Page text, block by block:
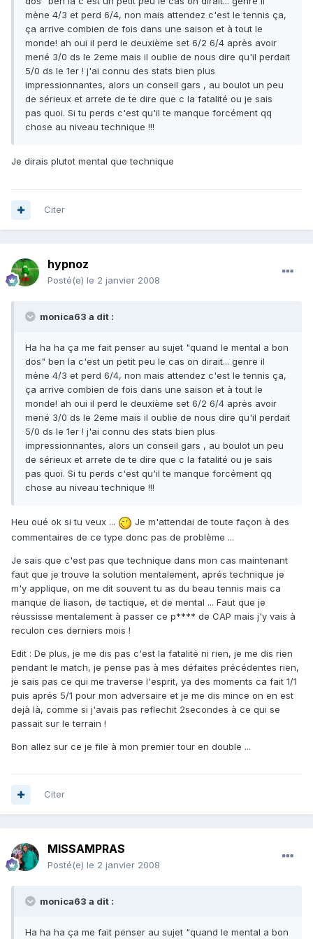
mène 4/3 et perd 6/4, non mais attendez c'est le tennis ça,
ça arrive combien de fois dans une saison et à tout le
monde! ah oui il perd le deuxième set 6/2 6/4 après avoir
mené 3/0 ds le 2eme mais il oublie de nous dire qu'il perdait
5/0 ds le 1er ! j'ai connu des stats bien plus
impressionnantes, alors un conseil gars , au boulot un peu
de sérieux et arrete de te dire que c la fatalité ou je sais
pas quoi. Si tu perds c'est qu'il te manque forcément qq
chose au niveau technique !!!
Je dirais plutot mental que technique
Citer
hypnoz
Posté(e) le 2 janvier 2008
monica63 a dit :
Ha ha ha ça me fait penser au sujet "quand le mental a bon
dos" ben la c'est un petit peu le cas on dirait... genre il
mène 4/3 et perd 6/4, non mais attendez c'est le tennis ça,
ça arrive combien de fois dans une saison et à tout le
monde! ah oui il perd le deuxième set 6/2 6/4 après avoir
mené 3/0 ds le 2eme mais il oublie de nous dire qu'il perdait
5/0 ds le 1er ! j'ai connu des stats bien plus
impressionnantes, alors un conseil gars , au boulot un peu
de sérieux et arrete de te dire que c la fatalité ou je sais
pas quoi. Si tu perds c'est qu'il te manque forcément qq
chose au niveau technique !!!
Heu oué ok si tu veux ...
Je m'attendai de toute façon à des
commentaires de ce type donc pas de problème ...
Je sais que c'est pas que technique dans mon cas maintenant
faut que je trouve la solution mentalement, aprés technique je
m'y applique, on me dit souvent tu as du beau tennis mais ca
manque de liason, de tactique, et de mental ... Faut que je
réussisse mentalement à passer ce p**** de CAP mais j'y vais à
reculon ces derniers mois !
Edit : De plus, je me dis pas c'est la fatalité ni rien, je me dis rien
pendant le match, je pense pas à mes défaites précédentes rien,
je sais pas ce qui me traverse l'esprit, ya des moments ca fait 1/1
puis aprés 5/1 pour mon adversaire et je me dis mince on en est
dejà là, comme si j'avais pas reflechit 2secondes à ce qui se
passait sur le terrain !
Bon allez sur ce je file à mon premier tour en double ...
Citer
MISSAMPRAS
Posté(e) le 2 janvier 2008
monica63 a dit :
Ha ha ha ça me fait penser au sujet "quand le mental a bon